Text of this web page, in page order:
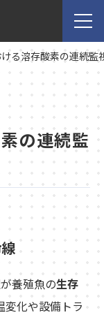
る溶存酸素の連続監
の連続監
養殖魚の生存
変化や設備トラ